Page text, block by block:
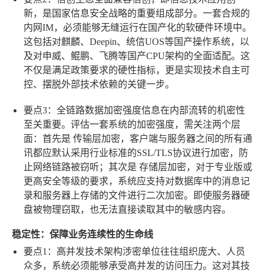
新，是国家信息安全战略的重要组成部分。一套合规的
内网IM，必须能够无缝运行在国产化的软硬件环境中。
这包括对麒麟、Deepin、统信UOS等国产操作系统，以
及对申威、鲲鹏、飞腾等国产CPU架构的全面适配。这
不仅是满足政策要求的硬性指标，更是实现技术自主可
控、摆脱外部技术依赖的关键一步。
要点3：全链路数据加密强度信息在内部流转的机密性
至关重要。评估一套系统的加密强度，需关注两个层
面：首先是 传输层加密，客户端与服务器之间的所有通
讯都应默认采用行业标准的SSL/TLS协议进行加密，防
止网络链路被窃听；其次是 存储层加密，对于专业版或
更高安全等级的要求，系统应支持对数据库中的消息记
录和服务器上存储的文件进行二次加密。即使服务器硬
盘被物理窃取，也无法直接读取其中的敏感内容。
稳定性：保障业务连续性的生命线
要点1：高并发技术架构涉密单位往往组织庞大、人员
众多，系统必须能够承受高并发的访问压力。这对其技